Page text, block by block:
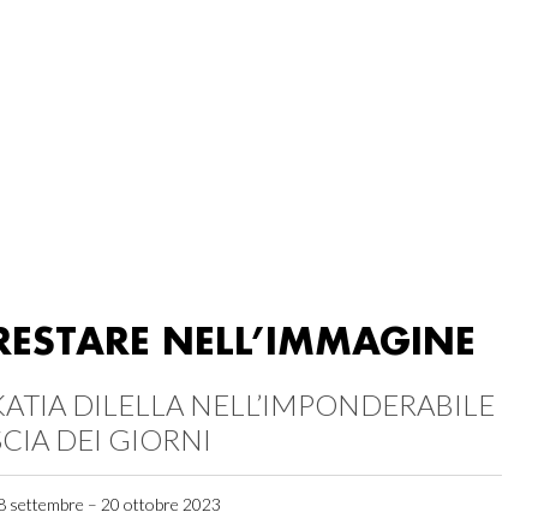
NELL’IMMAGINE
DILELLA NELL’IMPONDERABILE
DEI GIORNI
settembre – 20 ottobre 2023